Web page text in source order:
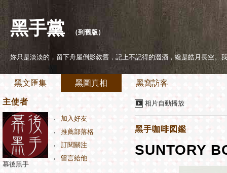
黑手黨 （到舊版）
妳只是淡淡的，留下舟屋倒影敘舊，記上不記得的澀酒，纔是皓月長空。
黑文匯集 黑圖真相 黑窩訪客
相片自動播放
黑手咖啡図鑑
SUNTORY
主使者
加入好友
推薦部落格
訂閱關注
留言給他
幕後黑手